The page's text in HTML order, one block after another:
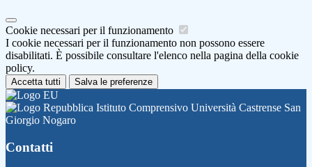
Cookie necessari per il funzionamento
I cookie necessari per il funzionamento non possono essere
disabilitati. È possibile consultare l'elenco nella pagina della cookie
policy.
Accetta tutti Salva le preferenze
Istituto Comprensivo Università Castrense San
Giorgio Nogaro
Contatti